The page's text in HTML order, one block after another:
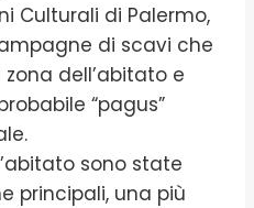
Culturali di Palermo,
di scavi che
dell’abitato e
“pagus”
sono state
principali, una più